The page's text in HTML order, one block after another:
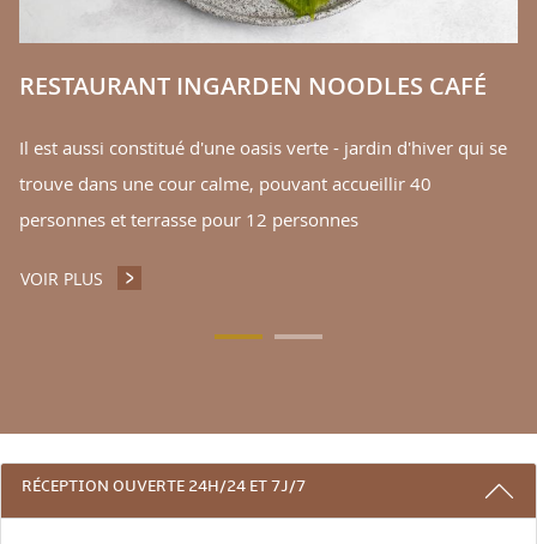
RESTAURANT INGARDEN NOODLES CAFÉ
Il est aussi constitué d'une oasis verte - jardin d'hiver qui se
trouve dans une cour calme, pouvant accueillir 40
personnes et terrasse pour 12 personnes
VOIR PLUS RESTAURANT INGARDEN NOODLES CAFÉ
3 RAISONS DE RESTER AVEC NOUS
RÉCEPTION OUVERTE 24H/24 ET 7J/7